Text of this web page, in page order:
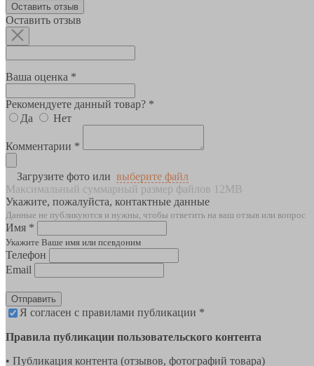
Оставить отзыв
Оставить отзыв
Ваша оценка *
Рекомендуете данный товар? *
Да
Нет
Комментарии *
Загрузите фото или выберите файл
Максимальный суммарный размер файлов 12MB
Укажите, пожалуйста, контактные данные
Данные не публикуются и нужны, чтобы ответить на ваш отзыв или вопрос
Имя *
Укажите Ваше имя или псевдоним
Телефон
Email
Отправить
Я согласен с правилами публикации *
Правила публикации пользовательского контента
• Публикация контента (отзывов, фотографий товара)